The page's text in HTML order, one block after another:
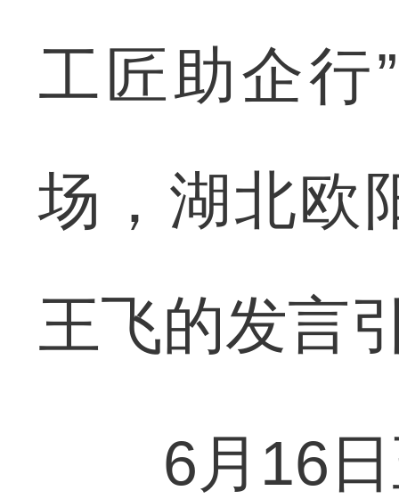
工匠助企行
场，湖北欧
王飞的发言
6月16日